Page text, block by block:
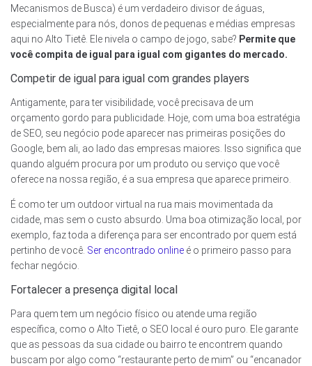
Mecanismos de Busca) é um verdadeiro divisor de águas,
especialmente para nós, donos de pequenas e médias empresas
aqui no Alto Tietê. Ele nivela o campo de jogo, sabe? Permite que
você compita de igual para igual com gigantes do mercado.
Competir de igual para igual com grandes players
Antigamente, para ter visibilidade, você precisava de um
orçamento gordo para publicidade. Hoje, com uma boa estratégia
de SEO, seu negócio pode aparecer nas primeiras posições do
Google, bem ali, ao lado das empresas maiores. Isso significa que
quando alguém procura por um produto ou serviço que você
oferece na nossa região, é a sua empresa que aparece primeiro.
É como ter um outdoor virtual na rua mais movimentada da
cidade, mas sem o custo absurdo. Uma boa otimização local, por
exemplo, faz toda a diferença para ser encontrado por quem está
pertinho de você. Ser encontrado online é o primeiro passo para
fechar negócio.
Fortalecer a presença digital local
Para quem tem um negócio físico ou atende uma região
específica, como o Alto Tietê, o SEO local é ouro puro. Ele garante
que as pessoas da sua cidade ou bairro te encontrem quando
buscam por algo como “restaurante perto de mim” ou “encanador